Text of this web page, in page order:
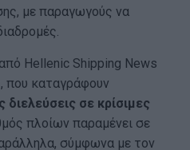
με παραγωγούς να
Hellenic Shipping News
που καταγράφουν
σε κρίσιμες
πλοίων παραμένει σε
σύμφωνα με τον